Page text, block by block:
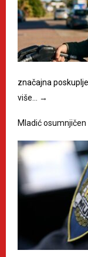
značajna
više…
→
Mladić